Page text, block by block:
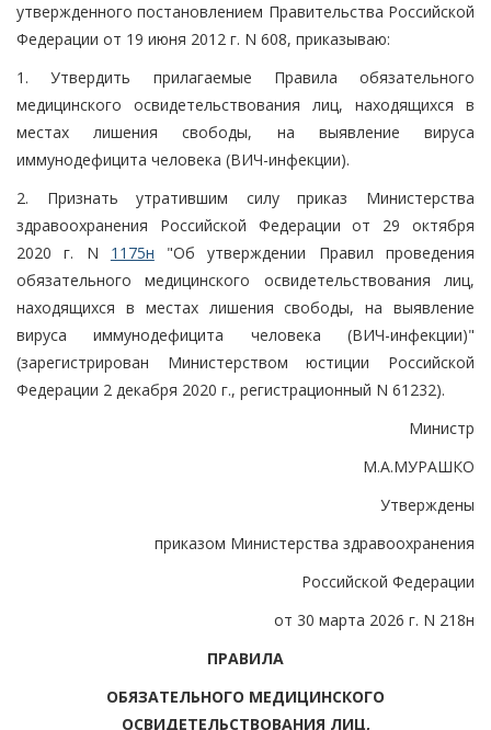
утвержденного постановлением Правительства Российской
Федерации от 19 июня 2012 г. N 608, приказываю:
1. Утвердить прилагаемые Правила обязательного
медицинского освидетельствования лиц, находящихся в
местах лишения свободы, на выявление вируса
иммунодефицита человека (ВИЧ-инфекции).
2. Признать утратившим силу приказ Министерства
здравоохранения Российской Федерации от 29 октября
2020 г. N 1175н "Об утверждении Правил проведения
обязательного медицинского освидетельствования лиц,
находящихся в местах лишения свободы, на выявление
вируса иммунодефицита человека (ВИЧ-инфекции)"
(зарегистрирован Министерством юстиции Российской
Федерации 2 декабря 2020 г., регистрационный N 61232).
Министр
М.А.МУРАШКО
Утверждены
приказом Министерства здравоохранения
Российской Федерации
от 30 марта 2026 г. N 218н
ПРАВИЛА
ОБЯЗАТЕЛЬНОГО МЕДИЦИНСКОГО
ОСВИДЕТЕЛЬСТВОВАНИЯ ЛИЦ,